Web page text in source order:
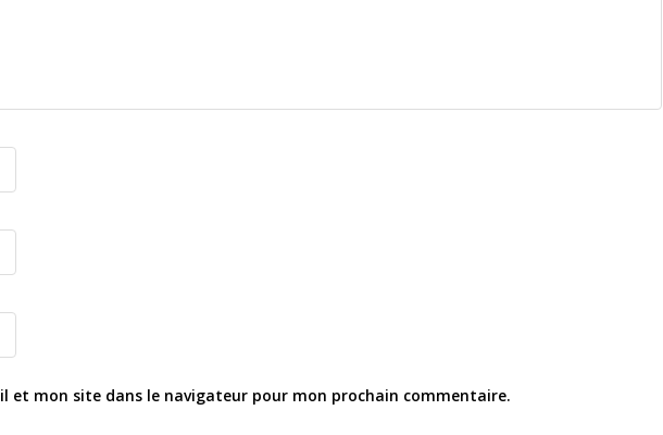
et mon site dans le navigateur pour mon prochain commentaire.